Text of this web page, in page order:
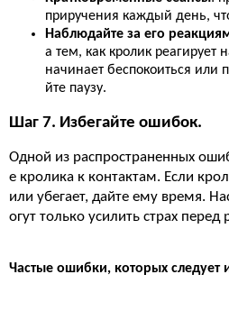
приручения каждый день,
Наблюдайте за его
а тем, как кролик реагирует
начинает беспокоиться или
йте паузу.
Шаг 7. Избегайте ошибок.
Одной из распространенных
е кролика к контактам. Если
или убегает, дайте ему время.
огут только усилить страх перед
Частые ошибки, которых следует